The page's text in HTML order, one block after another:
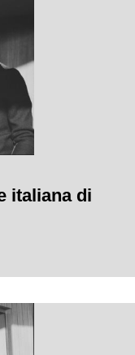
italiana di